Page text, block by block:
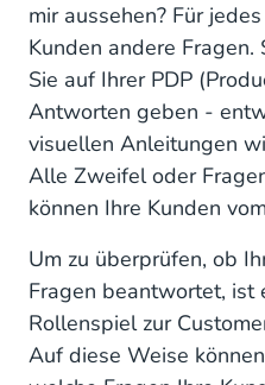
mir aussehen? Für
Kunden andere Fragen.
Sie auf Ihrer PDP
Antworten geben -
visuellen Anleitungen
Alle Zweifel oder
können Ihre Kunden
Um zu überprüfen, ob
Fragen beantwortet, ist
Rollenspiel zur
Auf diese Weise